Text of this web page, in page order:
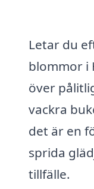
Letar du
blommor i
över
vackra
det är en
sprida
tillfälle.